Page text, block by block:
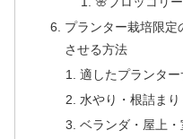
プランター栽培限定
させる方法
適したプランタ
水やり・根詰ま
ベランダ・屋上